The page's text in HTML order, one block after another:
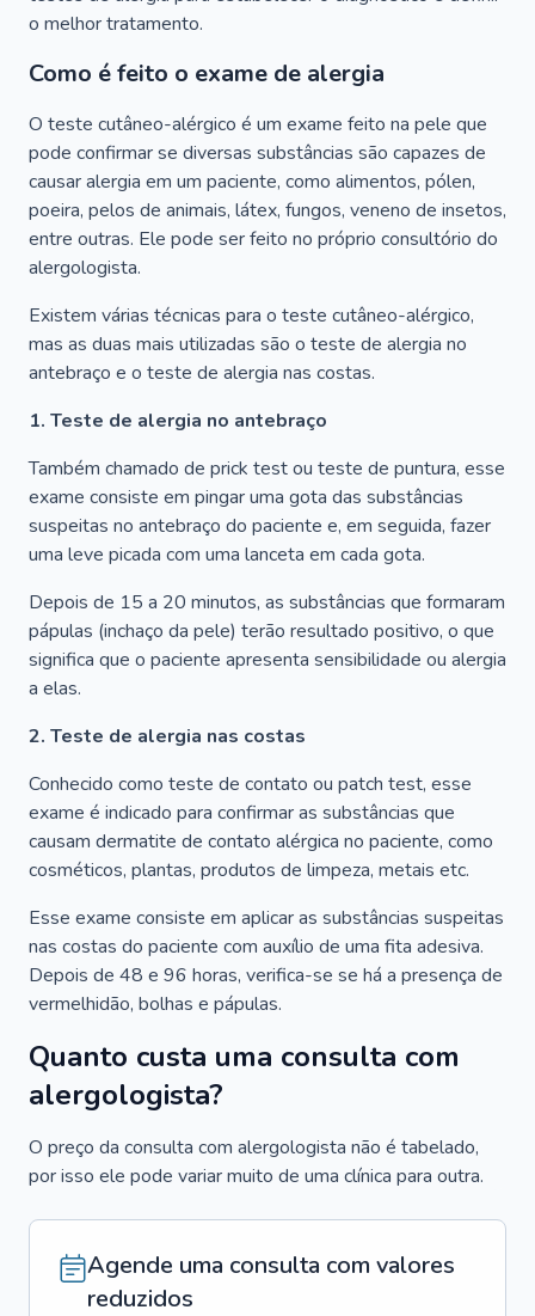
o melhor tratamento.
Como é feito o exame de alergia
O teste cutâneo-alérgico é um exame feito na pele que
pode confirmar se diversas substâncias são capazes de
causar alergia em um paciente, como alimentos, pólen,
poeira, pelos de animais, látex, fungos, veneno de insetos,
entre outras. Ele pode ser feito no próprio consultório do
alergologista.
Existem várias técnicas para o teste cutâneo-alérgico,
mas as duas mais utilizadas são o teste de alergia no
antebraço e o teste de alergia nas costas.
1. Teste de alergia no antebraço
Também chamado de prick test ou teste de puntura, esse
exame consiste em pingar uma gota das substâncias
suspeitas no antebraço do paciente e, em seguida, fazer
uma leve picada com uma lanceta em cada gota.
Depois de 15 a 20 minutos, as substâncias que formaram
pápulas (inchaço da pele) terão resultado positivo, o que
significa que o paciente apresenta sensibilidade ou alergia
a elas.
2. Teste de alergia nas costas
Conhecido como teste de contato ou patch test, esse
exame é indicado para confirmar as substâncias que
causam dermatite de contato alérgica no paciente, como
cosméticos, plantas, produtos de limpeza, metais etc.
Esse exame consiste em aplicar as substâncias suspeitas
nas costas do paciente com auxílio de uma fita adesiva.
Depois de 48 e 96 horas, verifica-se se há a presença de
vermelhidão, bolhas e pápulas.
Quanto custa uma consulta com
alergologista?
O preço da consulta com alergologista não é tabelado,
por isso ele pode variar muito de uma clínica para outra.
Agende uma consulta com valores
reduzidos